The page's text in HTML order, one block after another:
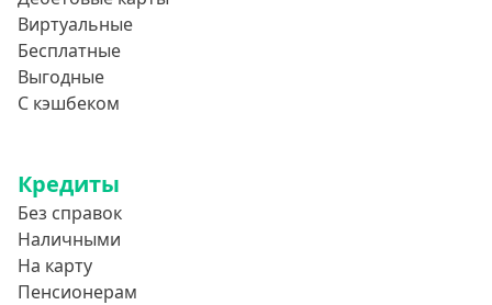
Виртуальные
Бесплатные
Выгодные
С кэшбеком
Кредиты
Без справок
Наличными
На карту
Пенсионерам